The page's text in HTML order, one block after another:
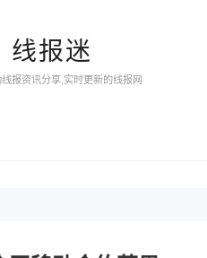
线报迷
线报资讯分享,实时更新的线报网